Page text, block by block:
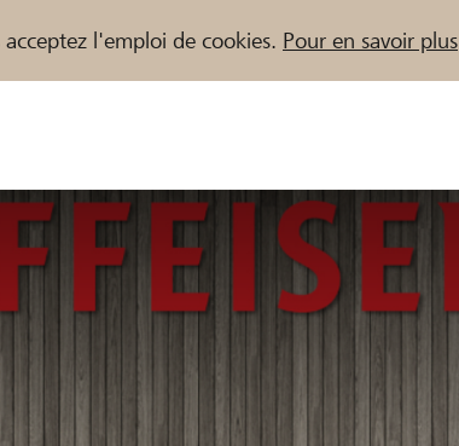
l'emploi de cookies. Pour en savoir plus
Raiffeisen